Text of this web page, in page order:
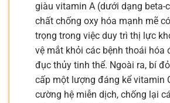
giàu vitamin A (dưới dạng beta-
chất chống oxy hóa mạnh mẽ
trọng trong việc duy trì thị lực
vệ mắt khỏi các bệnh thoái hóa
đục thủy tinh thể. Ngoài ra, bí
cấp một lượng đáng kể vitamin
cường hệ miễn dịch, chống lại